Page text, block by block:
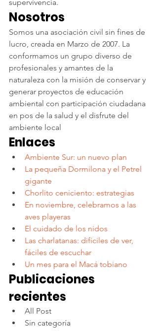
supervivencia.
Nosotros
Somos una asociación civil sin fines de
lucro, creada en Marzo de 2007. La
conformamos un grupo diverso de
profesionales y amantes de la
naturaleza con la misión de conservar y
generar proyectos de educación
ambiental con participación ciudadana
en pos de la salud y el disfrute del
ambiente local
Enlaces
Ambiente Sur: un nuevo plan
La pequeña Dormilona y el Petrel
gigante
Chorlito ceniciento: estrategias
En noviembre, celebramos a las
aves playeras
El cuidado de los nidos
Las charlatanas: difíciles de ver,
fáciles de escuchar
Un mes para el Macá tobiano
Publicaciones
recientes
All Post
Sin categoría